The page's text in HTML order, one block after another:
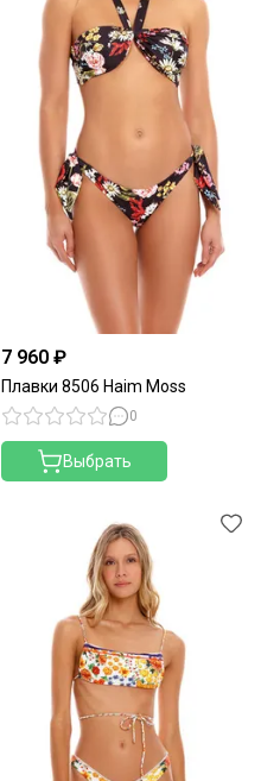
7 960 ₽
Плавки 8506 Haim Moss
0
Выбрать